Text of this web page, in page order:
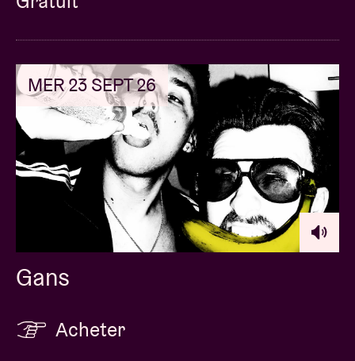
MER 23 SEPT 26
Gans
Acheter